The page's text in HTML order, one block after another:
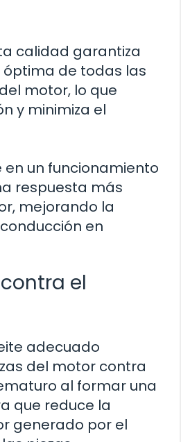
calidad garantiza
de todas las
motor, lo que
y minimiza el
en un funcionamiento
respuesta más
mejorando la
en
el
adecuado
del motor contra
al formar una
que reduce la
generado por el